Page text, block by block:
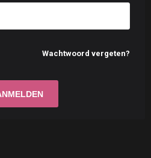
Wachtwoord vergeten?